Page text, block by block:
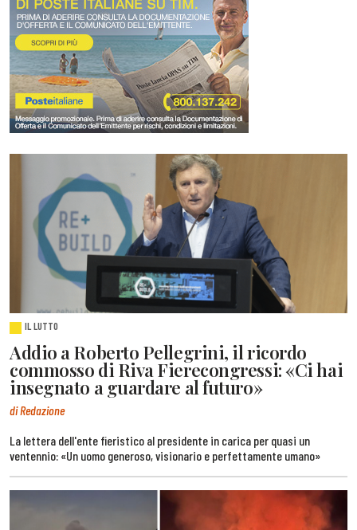
IL LUTTO
Addio a Roberto Pellegrini, il ricordo
commosso di Riva Fierecongressi: «Ci hai
insegnato a guardare al futuro»
di Redazione
La lettera dell'ente fieristico al presidente in carica per quasi un
ventennio: «Un uomo generoso, visionario e perfettamente umano»